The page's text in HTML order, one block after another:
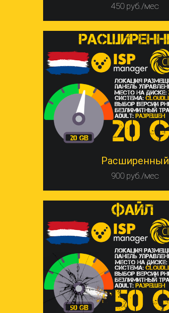
450 руб./мес
Расширенный
900 руб./мес